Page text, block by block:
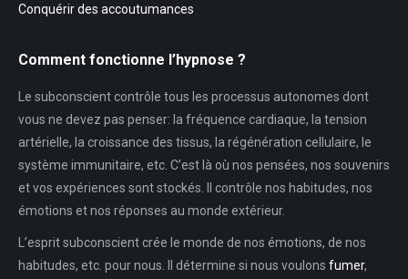
Conquérir des accoutumances
Comment fonctionne l’hypnose ?
Le subconscient contrôle tous les processus autonomes dont
vous ne devez pas penser: la fréquence cardiaque, la tension
artérielle, la croissance des tissus, la régénération cellulaire, le
système immunitaire, etc. C’est là où nos pensées, nos souvenirs
et vos expériences sont stockés. Il contrôle nos habitudes, nos
émotions et nos réponses au monde extérieur.
L’esprit subconscient crée le monde de nos émotions, de nos
habitudes, etc. pour nous. Il détermine si nous voulons fumer,